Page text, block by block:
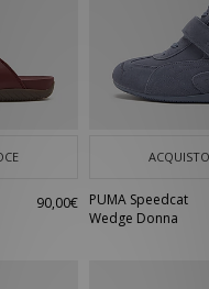
con cui esiste anche la
la collezione di
size?, per creare uno stile unico
90,00€
PUMA Speedcat
Wedge Donna